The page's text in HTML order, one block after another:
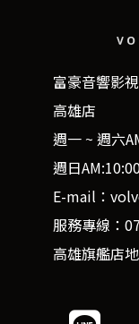
富豪音響影
高雄店
週一 ~ 週六
週日
E-mail：
服務專線：
高雄旗艦店